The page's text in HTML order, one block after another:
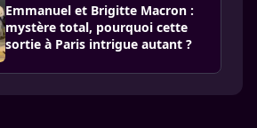
Emmanuel et Brigitte Macron :
mystère total, pourquoi cette
sortie à Paris intrigue autant ?